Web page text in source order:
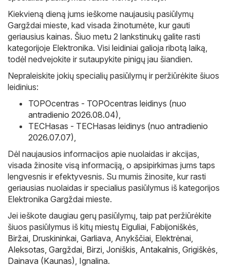
Kiekvieną dieną jums ieškome naujausių pasiūlymų
Gargždai mieste, kad visada žinotumėte, kur gauti
geriausius kainas. Šiuo metu 2 lankstinukų galite rasti
kategorijoje Elektronika. Visi leidiniai galioja ribotą laiką,
todėl nedvejokite ir sutaupykite pinigų jau šiandien.
Nepraleiskite jokių specialių pasiūlymų ir peržiūrėkite šiuos
leidinius:
TOPOcentras - TOPOcentras leidinys (nuo
antradienio 2026.08.04),
TECHasas - TECHasas leidinys (nuo antradienio
2026.07.07),
Dėl naujausios informacijos apie nuolaidas ir akcijas,
visada žinosite visą informaciją, o apsipirkimas jums taps
lengvesnis ir efektyvesnis. Su mumis žinosite, kur rasti
geriausias nuolaidas ir specialius pasiūlymus iš kategorijos
Elektronika Gargždai mieste.
Jei ieškote daugiau gerų pasiūlymų, taip pat peržiūrėkite
šiuos pasiūlymus iš kitų miestų Eiguliai, Fabijoniškės,
Biržai, Druskininkai, Garliava, Anykščiai, Elektrėnai,
Aleksotas, Gargždai, Birzi, Joniškis, Antakalnis, Grigiškės,
Dainava (Kaunas), Ignalina.